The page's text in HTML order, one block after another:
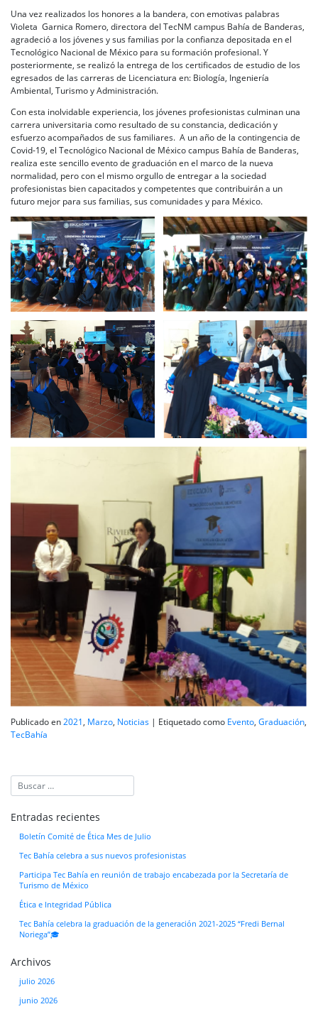
Una vez realizados los honores a la bandera, con emotivas palabras
Violeta Garnica Romero, directora del TecNM campus Bahía de Banderas,
agradeció a los jóvenes y sus familias por la confianza depositada en el
Tecnológico Nacional de México para su formación profesional. Y
posteriormente, se realizó la entrega de los certificados de estudio de los
egresados de las carreras de Licenciatura en: Biología, Ingeniería
Ambiental, Turismo y Administración.
Con esta inolvidable experiencia, los jóvenes profesionistas culminan una
carrera universitaria como resultado de su constancia, dedicación y
esfuerzo acompañados de sus familiares. A un año de la contingencia de
Covid-19, el Tecnológico Nacional de México campus Bahía de Banderas,
realiza este sencillo evento de graduación en el marco de la nueva
normalidad, pero con el mismo orgullo de entregar a la sociedad
profesionistas bien capacitados y competentes que contribuirán a un
futuro mejor para sus familias, sus comunidades y para México.
Publicado en2021, Marzo, Noticias | Etiquetado como Evento, Graduación,
TecBahía
Entradas recientes
Boletín Comité de Ética Mes de Julio
Tec Bahía celebra a sus nuevos profesionistas
Participa Tec Bahía en reunión de trabajo encabezada por la Secretaría de
Turismo de México
Ética e Integridad Pública
Tec Bahía celebra la graduación de la generación 2021-2025 “Fredi Bernal
Noriega”🎓
Archivos
julio 2026
junio 2026